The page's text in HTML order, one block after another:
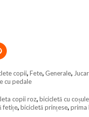
copii,Fete, Generale,
cu pedale
copii roz,bicicletă cu
fetițe,bicicletă prințese,prima